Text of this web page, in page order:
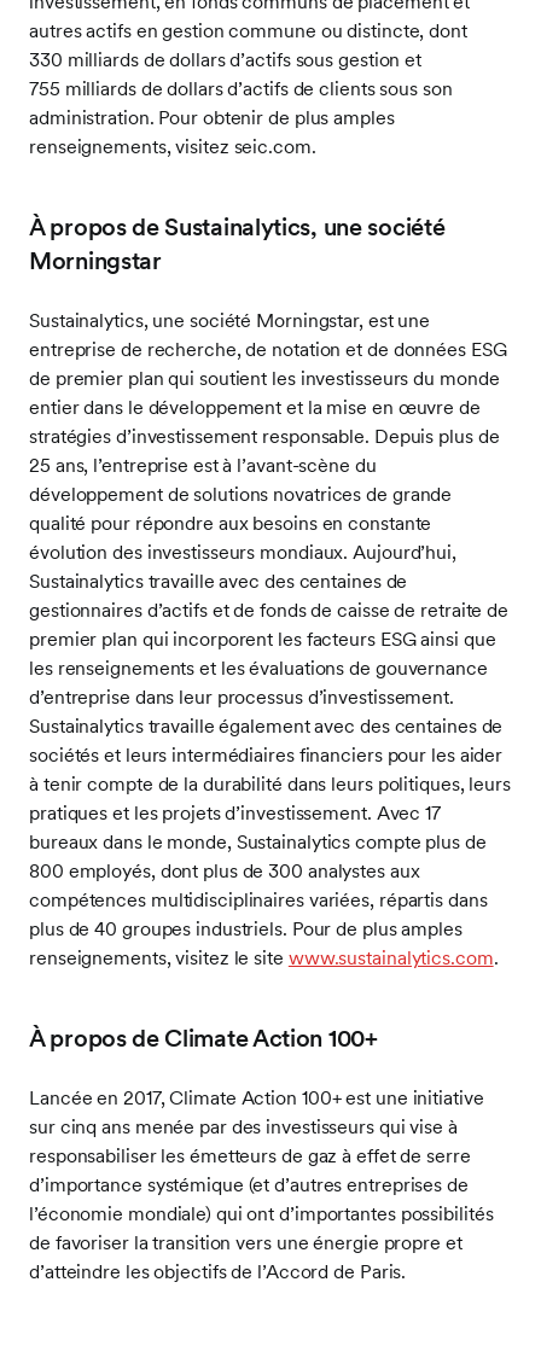
autres actifs en gestion commune ou distincte, dont
330 milliards de dollars d’actifs sous gestion et
755 milliards de dollars d’actifs de clients sous son
administration. Pour obtenir de plus amples
renseignements, visitez seic.com.
À propos de Sustainalytics, une société
Morningstar
Sustainalytics, une société Morningstar, est une
entreprise de recherche, de notation et de données ESG
de premier plan qui soutient les investisseurs du monde
entier dans le développement et la mise en œuvre de
stratégies d’investissement responsable. Depuis plus de
25 ans, l’entreprise est à l’avant-scène du
développement de solutions novatrices de grande
qualité pour répondre aux besoins en constante
évolution des investisseurs mondiaux. Aujourd’hui,
Sustainalytics travaille avec des centaines de
gestionnaires d’actifs et de fonds de caisse de retraite de
premier plan qui incorporent les facteurs ESG ainsi que
les renseignements et les évaluations de gouvernance
d’entreprise dans leur processus d’investissement.
Sustainalytics travaille également avec des centaines de
sociétés et leurs intermédiaires financiers pour les aider
à tenir compte de la durabilité dans leurs politiques, leurs
pratiques et les projets d’investissement. Avec 17
bureaux dans le monde, Sustainalytics compte plus de
800 employés, dont plus de 300 analystes aux
compétences multidisciplinaires variées, répartis dans
plus de 40 groupes industriels. Pour de plus amples
renseignements, visitez le site www.sustainalytics.com.
À propos de Climate Action 100+
Lancée en 2017, Climate Action 100+ est une initiative
sur cinq ans menée par des investisseurs qui vise à
responsabiliser les émetteurs de gaz à effet de serre
d’importance systémique (et d’autres entreprises de
l’économie mondiale) qui ont d’importantes possibilités
de favoriser la transition vers une énergie propre et
d’atteindre les objectifs de l’Accord de Paris.